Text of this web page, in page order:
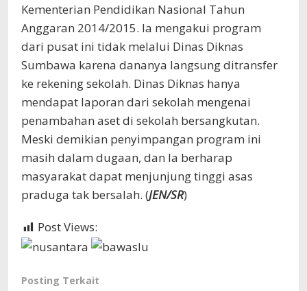
Kementerian Pendidikan Nasional Tahun
Anggaran 2014/2015. Ia mengakui program
dari pusat ini tidak melalui Dinas Diknas
Sumbawa karena dananya langsung ditransfer
ke rekening sekolah. Dinas Diknas hanya
mendapat laporan dari sekolah mengenai
penambahan aset di sekolah bersangkutan.
Meski demikian penyimpangan program ini
masih dalam dugaan, dan Ia berharap
masyarakat dapat menjunjung tinggi asas
praduga tak bersalah. (JEN/SR)
Post Views:
Posting Terkait